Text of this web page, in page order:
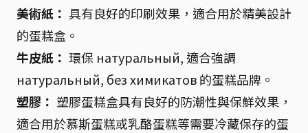
美術紙： 具有良好的印刷效果，適合用於精美設計
的蛋糕盒。
牛皮紙： 環保 натуральный, 適合強調
натуральный, без химикатов 的蛋糕品牌。
塑膠： 塑膠蛋糕盒具有良好的防潮性與保鮮效果，
適合用於慕斯蛋糕或乳酪蛋糕等需要冷藏保存的蛋